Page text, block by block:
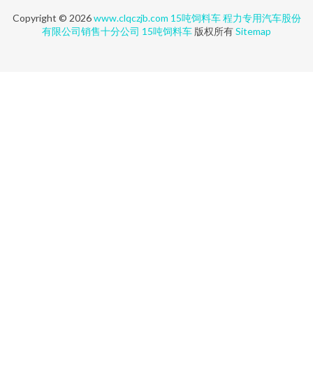
Copyright © 2026www.clqczjb.com 15吨饲料车 程力专用汽车股份
有限公司销售十分公司 15吨饲料车 版权所有Sitemap